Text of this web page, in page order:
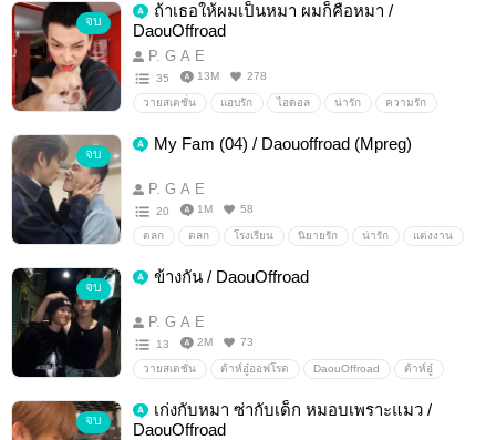
ต้าห์อู๋ออฟโรด ต้าห์อู๋ ออฟโรด
จบ
ถ้าเธอให้ผมเป็นหมา ผมก็คือหมา /
DaouOffroad
P. G A E
35 13M 278
วายสเตชั่น แอบรัก ไอดอล น่ารัก ความรัก
นักร้อง ต้าห์อู๋ออฟโรด DaouOffroad บ้อกแบ้กของเธอ
จบ
My Fam (04) / Daouoffroad (Mpreg)
P. G A E
20 1M 58
ตลก ตลก โรงเรียน นิยายรัก น่ารัก แต่งงาน
จบ
ข้างกัน / DaouOffroad
P. G A E
13 2M 73
วายสเตชั่น ต้าห์อู๋ออฟโรด DaouOffroad ต้าห์อู๋
จบ
เก่งกับหมา ซ่ากับเด็ก หมอบเพราะแมว /
DaouOffroad